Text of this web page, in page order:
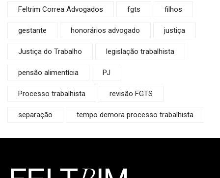
Feltrim Correa Advogados fgts filhos
gestante honorários advogado justiça
Justiça do Trabalho legislação trabalhista
pensão alimentícia PJ
Processo trabalhista revisão FGTS
separação tempo demora processo trabalhista